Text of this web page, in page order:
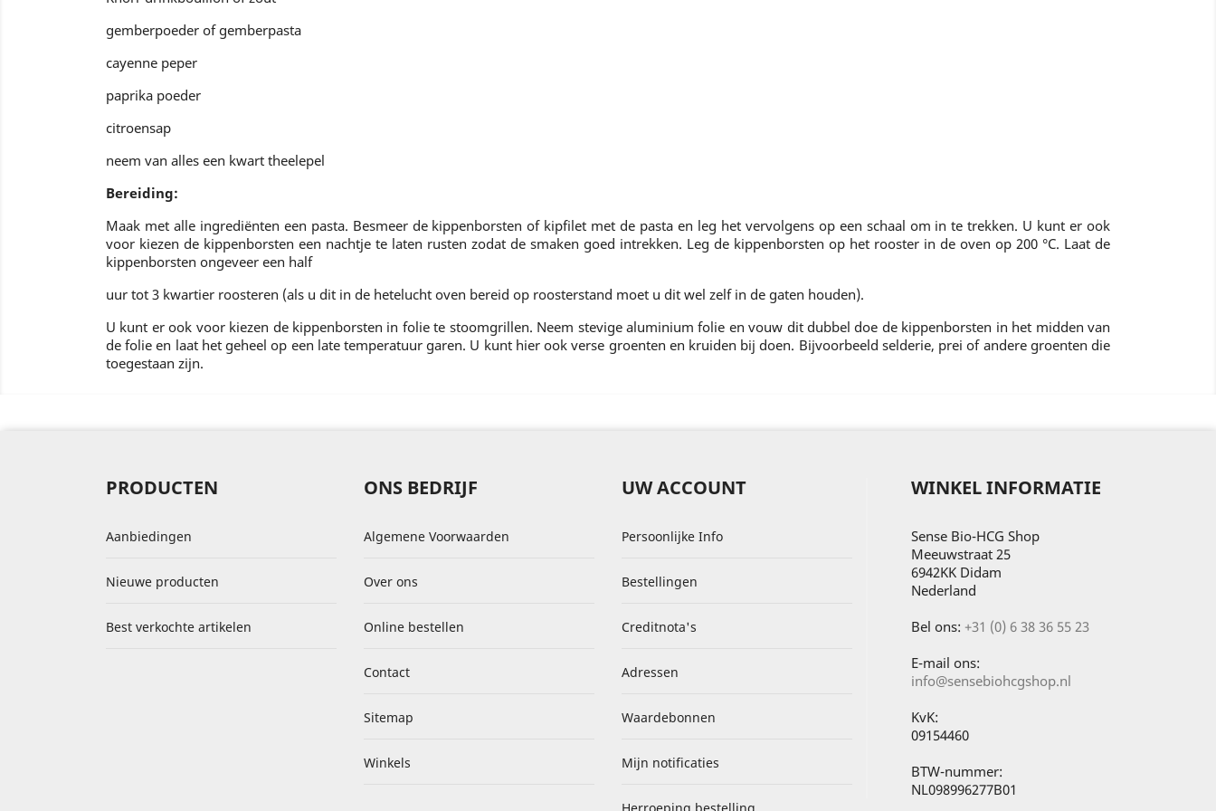
gemberpoeder of gemberpasta
cayenne peper
paprika poeder
citroensap
neem van alles een kwart theelepel
Bereiding:
Maak met alle ingrediënten een pasta. Besmeer de kippenborsten of kipfilet met de pasta en leg het vervolgens op een schaal om in te trekken. U kunt er ook
voor kiezen de kippenborsten een nachtje te laten rusten zodat de smaken goed intrekken. Leg de kippenborsten op het rooster in de oven op 200 °C. Laat de
kippenborsten ongeveer een half
uur tot 3 kwartier roosteren (als u dit in de hetelucht oven bereid op roosterstand moet u dit wel zelf in de gaten houden).
U kunt er ook voor kiezen de kippenborsten in folie te stoomgrillen. Neem stevige aluminium folie en vouw dit dubbel doe de kippenborsten in het midden van
de folie en laat het geheel op een late temperatuur garen. U kunt hier ook verse groenten en kruiden bij doen. Bijvoorbeeld selderie, prei of andere groenten die
toegestaan zijn.
PRODUCTEN
Aanbiedingen
Nieuwe producten
Best verkochte artikelen
ONS BEDRIJF
Algemene Voorwaarden
Over ons
Online bestellen
Contact
Sitemap
Winkels
UW ACCOUNT
Persoonlijke Info
Bestellingen
Creditnota's
Adressen
Waardebonnen
Mijn notificaties
WINKEL INFORMATIE
Sense Bio-HCG Shop
Meeuwstraat 25
6942KK Didam
Nederland
Bel ons: +31 (0) 6 38 36 55 23
E-mail ons:
info@sensebiohcgshop.nl
KvK:
09154460
BTW-nummer:
NL098996277B01